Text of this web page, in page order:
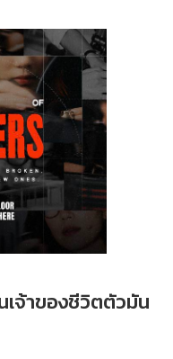
เจ้าของชีวิตตัวมัน